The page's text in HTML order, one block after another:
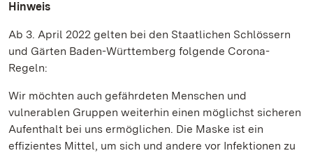
Hinweis
Ab 3. April 2022 gelten bei den Staatlichen Schlössern
und Gärten Baden-Württemberg folgende Corona-
Regeln:
Wir möchten auch gefährdeten Menschen und
vulnerablen Gruppen weiterhin einen möglichst sicheren
Aufenthalt bei uns ermöglichen. Die Maske ist ein
effizientes Mittel, um sich und andere vor Infektionen zu